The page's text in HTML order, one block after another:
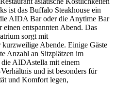
ist das Buffalo Steakhouse ein
AIDA Bar oder die Anytime Bar
entspannten Abend. Das
sorgt mit
Abende. Einige Gäste
Anzahl an Sitzplätzen im
die AIDAstella mit einem
und ist besonders für
und Komfort legen,